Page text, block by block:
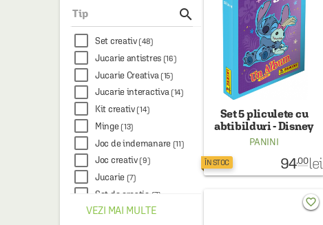
Tip 
Set creativ (48)
Jucarie antistres (16)
Jucarie Creativa (15)
Jucarie interactiva (14)
Kit creativ (14)
Minge (13)
Joc de indemanare (11)
Joc creativ (9)
Jucarie (7)
Set de creatie (7)
Abtibilduri (6)
VEZI MAI MULTE
Set 5 pliculete cu
abtibilduri - Disney
Stitch - Un album
PANINI
ÎN STOC 94.00 lei
favorite_border